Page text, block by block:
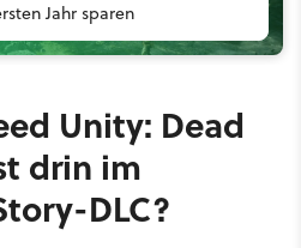
Jahr sparen
Unity: Dead
drin im
DLC?